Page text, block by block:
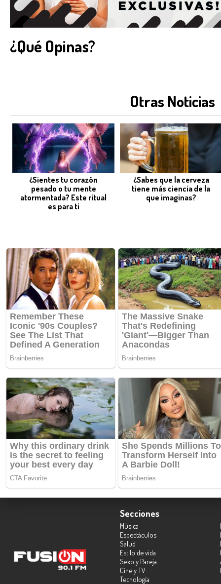
¿Qué Opinas?
Otras Noticias
¿Sientes tu corazón
pesado o tu mente
atormentada? Este ritual
es para ti
¿Sabes que la cerveza
tiene más ciencia de la
que imaginas?
Secciones
Música
Espectáculos
Salud
Estilo de vida
Sexo y Pareja
Cine y TV
Tecnología